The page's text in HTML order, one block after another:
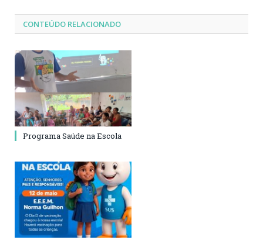
CONTEÚDO RELACIONADO
Programa Saúde na Escola